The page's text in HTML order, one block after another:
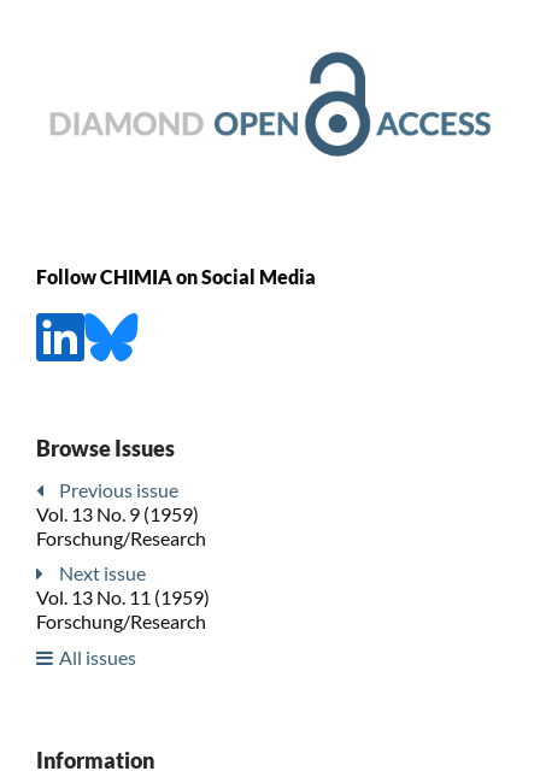
Follow CHIMIA on Social Media
Browse Issues
Previous issue
Vol. 13 No. 9 (1959)
Forschung/Research
Next issue
Vol. 13 No. 11 (1959)
Forschung/Research
All issues
Information